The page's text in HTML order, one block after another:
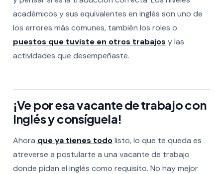
académicos y sus equivalentes en inglés son uno de
los errores más comunes, también los roles o
puestos que tuviste en otros trabajos y las
actividades que desempeñaste.
¡Ve por esa vacante de trabajo con
Inglés y consíguela!
Ahora que ya tienes todolisto, lo que te queda es
atreverse a postularte a una vacante de trabajo
donde pidan el inglés como requisito. No hay mejor